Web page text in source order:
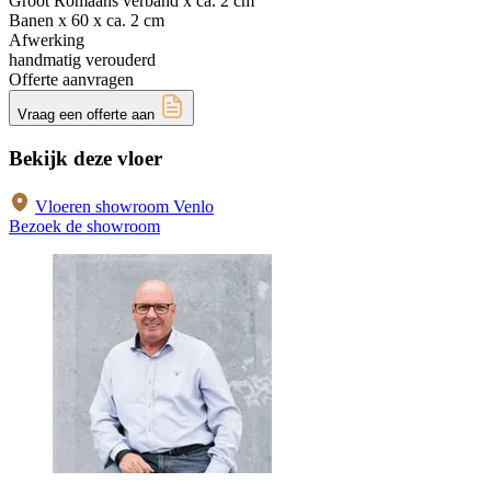
Banen x 60 x ca. 2 cm
Afwerking
handmatig verouderd
Offerte aanvragen
Vraag een offerte aan
Bekijk deze vloer
Vloeren showroom Venlo
Bezoek de showroom